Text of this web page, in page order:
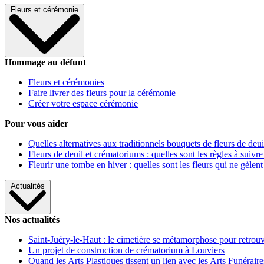
Fleurs et cérémonie
Hommage au défunt
Fleurs et cérémonies
Faire livrer des fleurs pour la cérémonie
Créer votre espace cérémonie
Pour vous aider
Quelles alternatives aux traditionnels bouquets de fleurs de
Fleurs de deuil et crématoriums : quelles sont les règles à
Fleurir une tombe en hiver : quelles sont les fleurs qui ne gèlent
Actualités
Nos actualités
Saint-Juéry-le-Haut : le cimetière se métamorphose pour
Un projet de construction de crématorium à Louviers
Quand les Arts Plastiques tissent un lien avec les Arts